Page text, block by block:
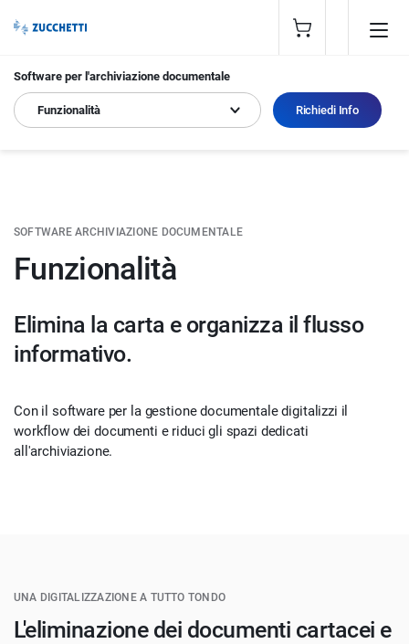
Software per l'archiviazione documentale
Funzionalità Richiedi Info
SOFTWARE ARCHIVIAZIONE DOCUMENTALE
Funzionalità
Elimina la carta e organizza il flusso
informativo.
Con il software per la gestione documentale digitalizzi il
workflow dei documenti e riduci gli spazi dedicati
all'archiviazione.
UNA DIGITALIZZAZIONE A TUTTO TONDO
L'eliminazione dei documenti cartacei e